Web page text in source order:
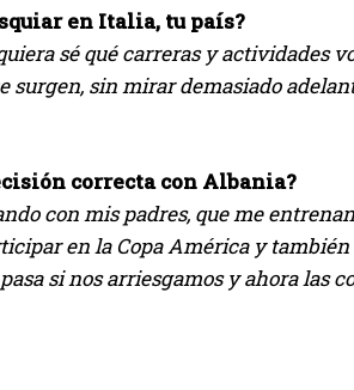
en Italia, tu país?
sé qué carreras y actividades
surgen, sin mirar demasiado
correcta con Albania?
con mis padres, que me
en la Copa América y
si nos arriesgamos y ahora las